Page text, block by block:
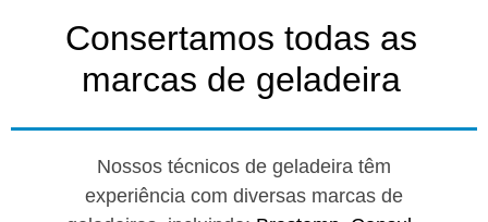
Consertamos todas as
marcas de geladeira
Nossos técnicos de geladeira têm
experiência com diversas marcas de